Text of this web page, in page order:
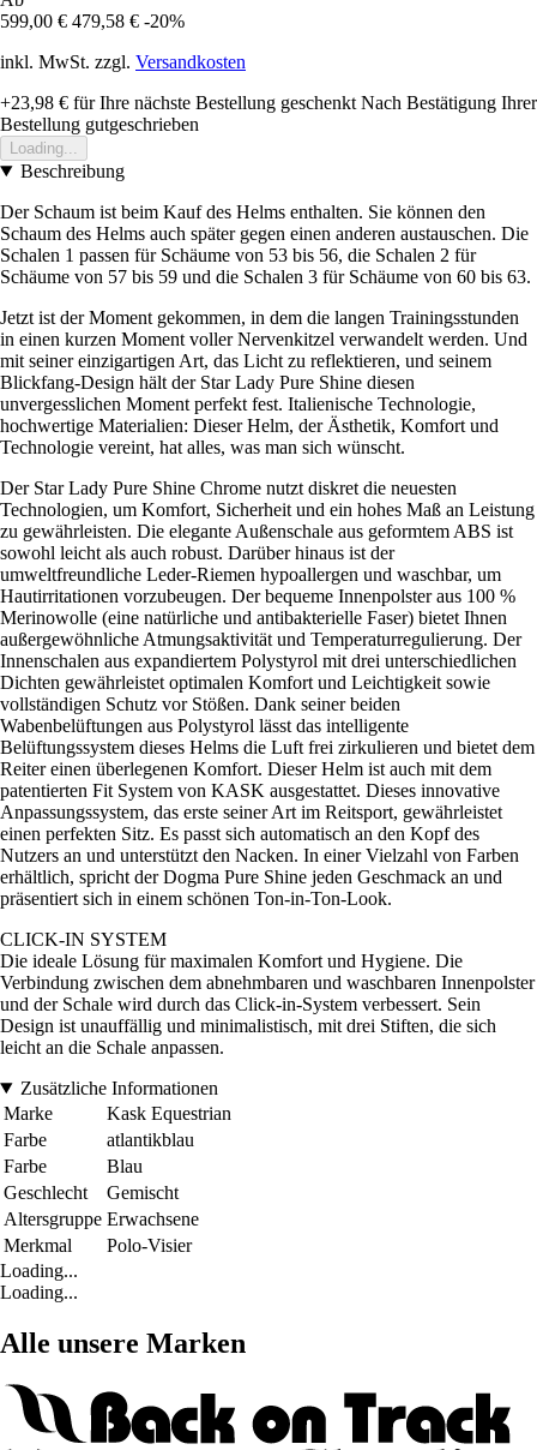
599,00 € 479,58 € -20%
inkl. MwSt. zzgl. Versandkosten
+23,98 € für Ihre nächste Bestellung geschenkt Nach Bestätigung Ihrer
Bestellung gutgeschrieben
Loading...
Beschreibung
Der Schaum ist beim Kauf des Helms enthalten. Sie können den
Schaum des Helms auch später gegen einen anderen austauschen. Die
Schalen 1 passen für Schäume von 53 bis 56, die Schalen 2 für
Schäume von 57 bis 59 und die Schalen 3 für Schäume von 60 bis 63.
Jetzt ist der Moment gekommen, in dem die langen Trainingsstunden
in einen kurzen Moment voller Nervenkitzel verwandelt werden. Und
mit seiner einzigartigen Art, das Licht zu reflektieren, und seinem
Blickfang-Design hält der Star Lady Pure Shine diesen
unvergesslichen Moment perfekt fest. Italienische Technologie,
hochwertige Materialien: Dieser Helm, der Ästhetik, Komfort und
Technologie vereint, hat alles, was man sich wünscht.
Der Star Lady Pure Shine Chrome nutzt diskret die neuesten
Technologien, um Komfort, Sicherheit und ein hohes Maß an Leistung
zu gewährleisten. Die elegante Außenschale aus geformtem ABS ist
sowohl leicht als auch robust. Darüber hinaus ist der
umweltfreundliche Leder-Riemen hypoallergen und waschbar, um
Hautirritationen vorzubeugen. Der bequeme Innenpolster aus 100 %
Merinowolle (eine natürliche und antibakterielle Faser) bietet Ihnen
außergewöhnliche Atmungsaktivität und Temperaturregulierung. Der
Innenschalen aus expandiertem Polystyrol mit drei unterschiedlichen
Dichten gewährleistet optimalen Komfort und Leichtigkeit sowie
vollständigen Schutz vor Stößen. Dank seiner beiden
Wabenbelüftungen aus Polystyrol lässt das intelligente
Belüftungssystem dieses Helms die Luft frei zirkulieren und bietet dem
Reiter einen überlegenen Komfort. Dieser Helm ist auch mit dem
patentierten Fit System von KASK ausgestattet. Dieses innovative
Anpassungssystem, das erste seiner Art im Reitsport, gewährleistet
einen perfekten Sitz. Es passt sich automatisch an den Kopf des
Nutzers an und unterstützt den Nacken. In einer Vielzahl von Farben
erhältlich, spricht der Dogma Pure Shine jeden Geschmack an und
präsentiert sich in einem schönen Ton-in-Ton-Look.
CLICK-IN SYSTEM
Die ideale Lösung für maximalen Komfort und Hygiene. Die
Verbindung zwischen dem abnehmbaren und waschbaren Innenpolster
und der Schale wird durch das Click-in-System verbessert. Sein
Design ist unauffällig und minimalistisch, mit drei Stiften, die sich
leicht an die Schale anpassen.
Zusätzliche Informationen
Marke
Kask Equestrian
Farbe
atlantikblau
Farbe
Blau
Geschlecht
Gemischt
Altersgruppe Erwachsene
Merkmal
Polo-Visier
Loading...
Loading...
Alle unsere Marken